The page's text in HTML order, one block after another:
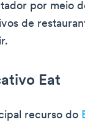
por meio
de
Eat
recurso do